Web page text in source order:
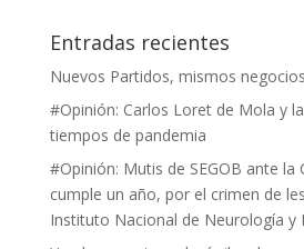
Entradas recientes
Nuevos Partidos, mismos negocios
#Opinión: Carlos Loret de Mola y
tiempos de pandemia
#Opinión: Mutis de SEGOB ante la
cumple un año, por el crimen de
Instituto Nacional de Neurología y